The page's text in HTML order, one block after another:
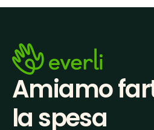
Amiamo
la spesa